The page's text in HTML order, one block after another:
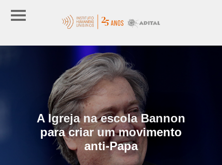
A Igreja na escola Bannon
para criar um movimento
anti-Papa